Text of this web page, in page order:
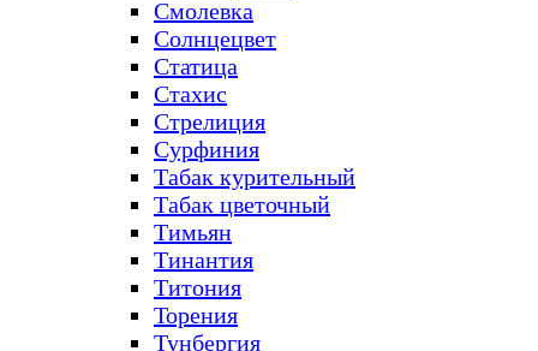
Смолевка
Солнцецвет
Статица
Стахис
Стрелиция
Сурфиния
Табак курительный
Табак цветочный
Тимьян
Тинантия
Титония
Торения
Тунбергия